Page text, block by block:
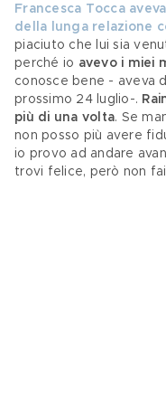
Francesca Tocca
della lunga relazione
piaciuto che lui sia
perché io avevo i miei
conosce bene - aveva
prossimo 24 luglio-.
più di una volta. Se
non posso più avere
io provo ad andare
trovi felice, però non